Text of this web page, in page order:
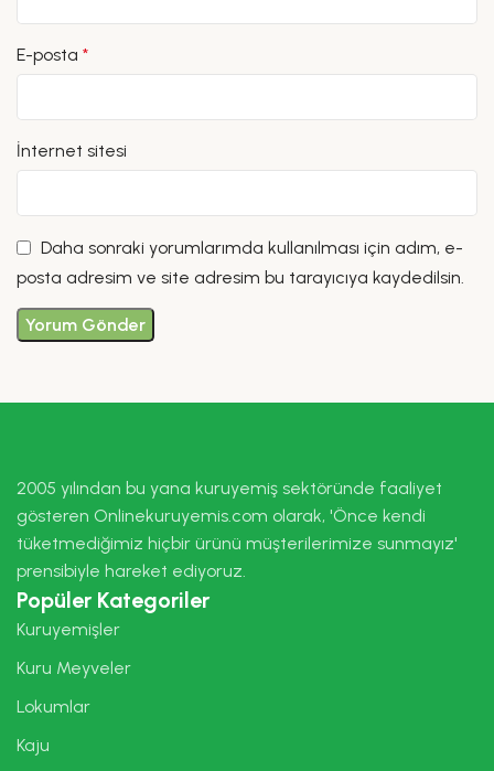
E-posta *
İnternet sitesi
Daha sonraki yorumlarımda kullanılması için adım, e-
posta adresim ve site adresim bu tarayıcıya kaydedilsin.
2005 yılından bu yana kuruyemiş sektöründe faaliyet
gösteren Onlinekuruyemis.com olarak, 'Önce kendi
tüketmediğimiz hiçbir ürünü müşterilerimize sunmayız'
prensibiyle hareket ediyoruz.
Popüler Kategoriler
Kuruyemişler
Kuru Meyveler
Lokumlar
Kaju